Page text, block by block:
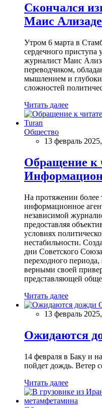
Скончался
Маис Ализаде
Утром 6 марта в
сердечного
журналист Маис
переводчиком,
мышлением и
сложностей
Читать далее
Общество
13 февраль
Обращение к
На протяжении более
информационное
независимой
предоставляя
условиях
нестабильности.
дни Советского
переходного
верными своей
представляющей
Читать далее
13 февраль
Ожидаются
14 февраля в Баку и
пойдет дождь. Ветер
Читать далее